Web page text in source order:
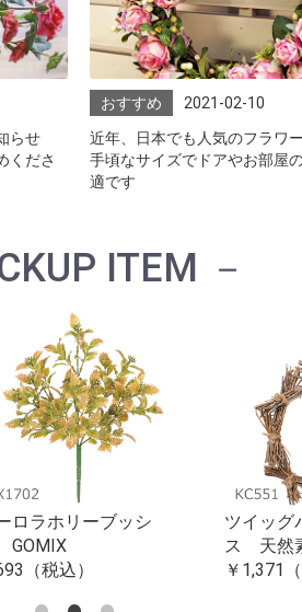
らせ
くださ
おすすめ
2021-02-10
近年、日本でも人気のフラワ
手頃なサイズでドアやお部屋
適です
ITEM －
ロラホリーブッシ
GOMIX
（税込）
ツイッグ
ス 天然
￥1,371